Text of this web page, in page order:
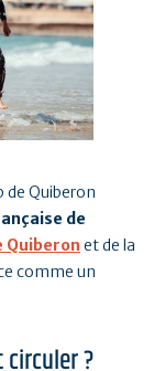
de Quiberon
de
Quiberon et de la
comme un
?